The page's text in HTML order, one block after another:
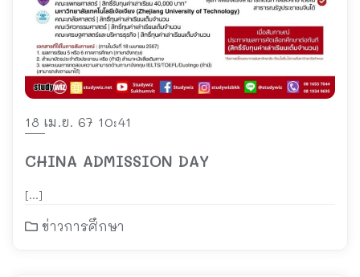
18 เม.ย. 67 10:41
CHINA ADMISSION DAY
[…]
ข่าวการศึกษา